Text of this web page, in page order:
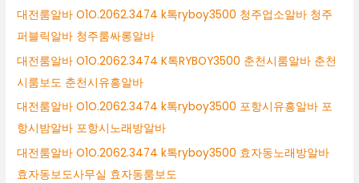
대전룸알바 O1O.2062.3474 k톡ryboy3500 청주업소알바 청주
퍼블릭알바 청주룸싸롱알바
대전룸알바 O1O.2062.3474 K톡RYBOY3500 춘천시룸알바 춘천
시룸보도 춘천시유흥알바
대전룸알바 O1O.2062.3474 k톡ryboy3500 포항시유흥알바 포
항시밤알바 포항시노래방알바
대전룸알바 O1O.2062.3474 k톡ryboy3500 효자동노래방알바
효자동보도사무실 효자동룸보도